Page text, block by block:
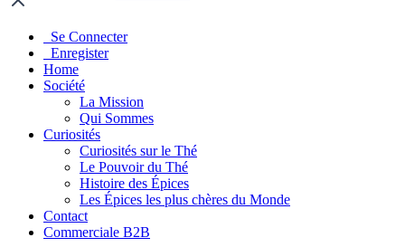
Se Connecter
Enregister
Home
Société
La Mission
Qui Sommes
Curiosités
Curiosités sur le Thé
Le Pouvoir du Thé
Histoire des Épices
Les Épices les plus chères du Monde
Contact
Commerciale B2B